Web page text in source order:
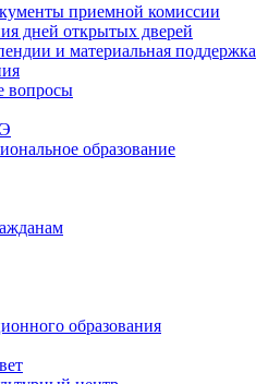
приемной комиссии
дней открытых дверей
и материальная поддержка
вопросы
образование
образования